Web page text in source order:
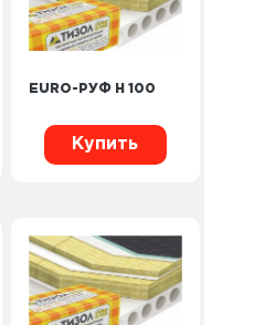
EURO-РУФ Н 100
Купить